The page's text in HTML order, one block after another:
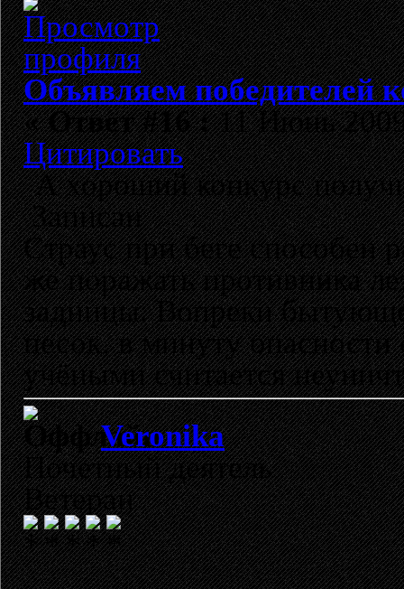
Объявляем победителей
«Ответ #16 :11 Июнь
Цитировать
А хороший конкурс
Записан
Страус при беге способен
же поражать противника
задницы. Вопреки
песок, в минуту опасности
учёными считается
Veronika
Почетный деятель
Ветеран